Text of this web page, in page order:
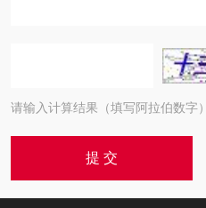
请输入计算结果（填写阿拉伯数字